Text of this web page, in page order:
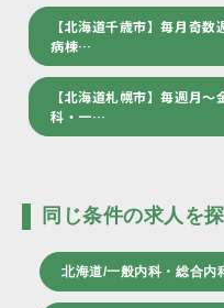
【北海道千歳市】毎月
病棟…
【北海道札幌市】毎週
科・一…
同じ条件の求人を
北海道/一般内科・総合内